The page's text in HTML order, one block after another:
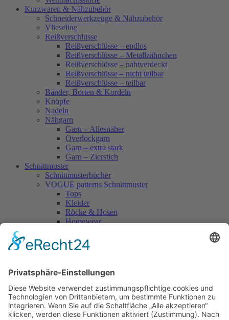
Kurzwaren & Nähzubehör
Schneiderwerkzeuge & Nähzubehör
Vlieseline
Reißverschlüsse
Reißverschlüsse – endlos
Reißverschlüsse – Metallzähnchen
Reißverschlüsse – nahtverdeckt
Reißverschlüsse – nicht teilbar
Reißverschlüsse – teilbar
Bänder, Borten & Kordeln
Knöpfe
Nadeln
Nähgarn
Garn – Allesnäher
Overlockgarn
Garn – extra stark
Garn – Zierstich
Schnittmuster
Schnittmusterbücher
VOGUE patterns Schnittmuster
Tops
Kleider
Röcke & Hosen
Homewear
Vogue Vintage
Herren
Accessoires
Einzelschnittmuster Burda
Tops
Kleider
Röcke & Hosen
Homewear